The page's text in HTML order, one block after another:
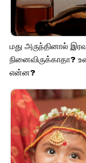
மது அருந்தினால்
நினைவிருக்காதா?
என்ன?